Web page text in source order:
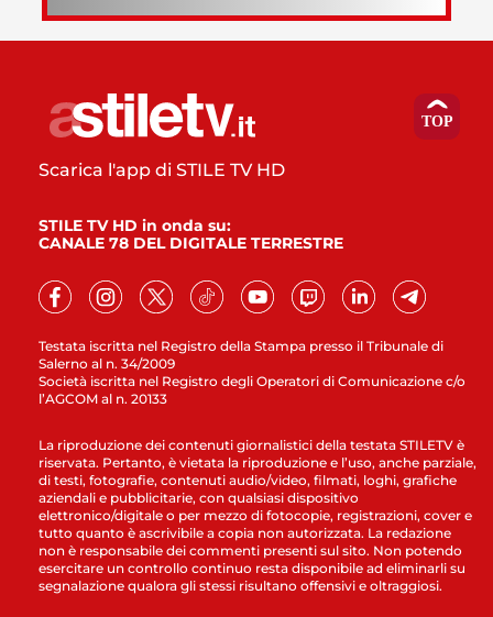
Testata iscritta nel Registro della Stampa presso il Tribunale di
Salerno al n. 34/2009
Società iscritta nel Registro degli Operatori di Comunicazione c/o
l’AGCOM al n. 20133
Scarica l'app di STILE TV HD
STILE TV HD in onda su:
CANALE 78 DEL DIGITALE TERRESTRE
La riproduzione dei contenuti giornalistici della testata STILETV è
riservata. Pertanto, è vietata la riproduzione e l’uso, anche parziale,
di testi, fotografie, contenuti audio/video, filmati, loghi, grafiche
aziendali e pubblicitarie, con qualsiasi dispositivo
elettronico/digitale o per mezzo di fotocopie, registrazioni, cover e
tutto quanto è ascrivibile a copia non autorizzata. La redazione
non è responsabile dei commenti presenti sul sito. Non potendo
esercitare un controllo continuo resta disponibile ad eliminarli su
segnalazione qualora gli stessi risultano offensivi e oltraggiosi.